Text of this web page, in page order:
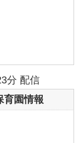
分 配信
育園情報